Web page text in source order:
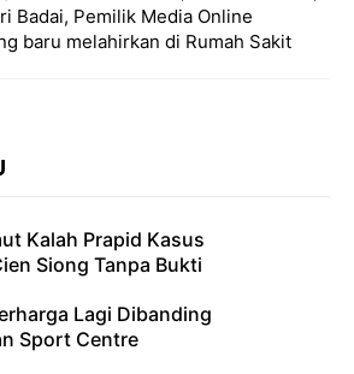
Badai, Pemilik Media Online
baru melahirkan di Rumah Sakit
Kalah Prapid Kasus
Siong Tanpa Bukti
Lagi Dibanding
Sport Centre